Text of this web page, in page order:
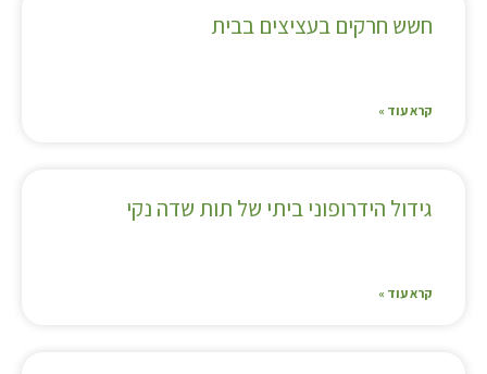
חשש חרקים בעציצים בבית
קרא עוד »
גידול הידרופוני ביתי של תות שדה נקי
קרא עוד »